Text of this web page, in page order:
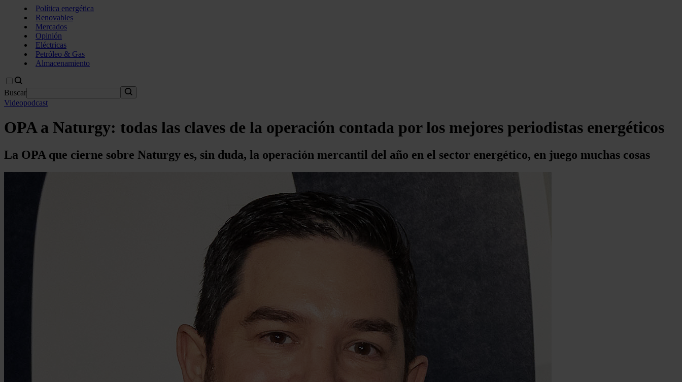
Política energética
Renovables
Mercados
Opinión
Eléctricas
Petróleo & Gas
Almacenamiento
Buscar
Videopodcast
OPA a Naturgy: todas las claves de la operación contada por los mejores periodistas energéticos
La OPA que cierne sobre Naturgy es, sin duda, la operación mercantil del año en el sector energético, en juego muchas cosas